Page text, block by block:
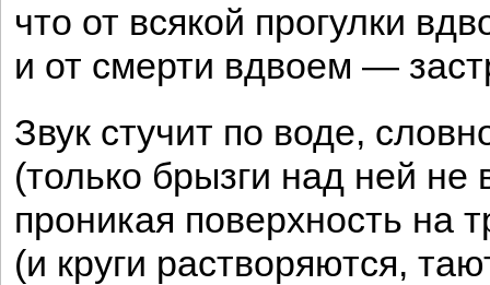
что от всякой прогулки
и от смерти вдвоем —
Звук стучит по воде,
(только брызги над ней не
проникая поверхность на
(и круги растворяются,